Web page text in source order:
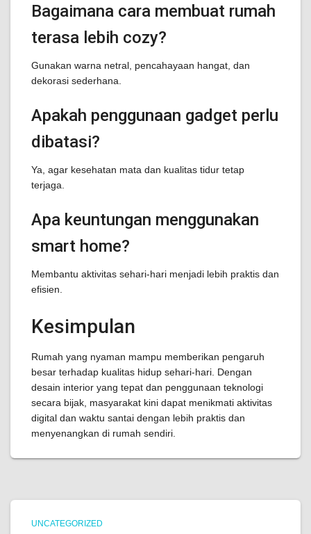
Bagaimana cara membuat rumah
terasa lebih cozy?
Gunakan warna netral, pencahayaan hangat, dan
dekorasi sederhana.
Apakah penggunaan gadget perlu
dibatasi?
Ya, agar kesehatan mata dan kualitas tidur tetap
terjaga.
Apa keuntungan menggunakan
smart home?
Membantu aktivitas sehari-hari menjadi lebih praktis dan
efisien.
Kesimpulan
Rumah yang nyaman mampu memberikan pengaruh
besar terhadap kualitas hidup sehari-hari. Dengan
desain interior yang tepat dan penggunaan teknologi
secara bijak, masyarakat kini dapat menikmati aktivitas
digital dan waktu santai dengan lebih praktis dan
menyenangkan di rumah sendiri.
UNCATEGORIZED